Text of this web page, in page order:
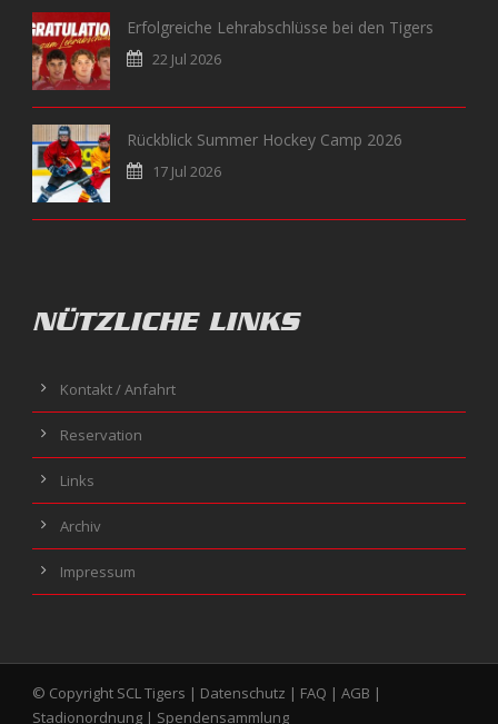
Erfolgreiche Lehrabschlüsse bei den Tigers
22 Jul 2026
Rückblick Summer Hockey Camp 2026
17 Jul 2026
NÜTZLICHE LINKS
Kontakt / Anfahrt
Reservation
Links
Archiv
Impressum
© Copyright SCL Tigers | Datenschutz | FAQ | AGB |
Stadionordnung | Spendensammlung